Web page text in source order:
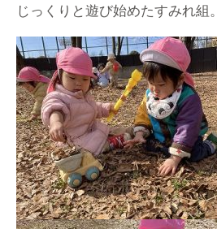
じっくりと遊び始めたすみれ組。